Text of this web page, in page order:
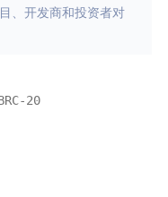
、开发商和投资者对
20